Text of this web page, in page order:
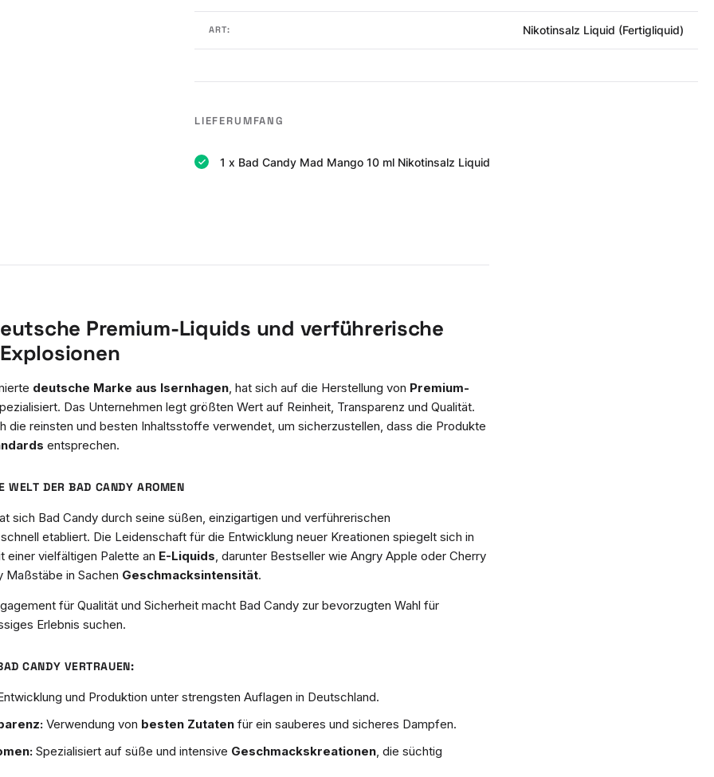
ART: Nikotinsalz Liquid (Fertigliquid)
LIEFERUMFANG
1 x Bad Candy Mad Mango 10 ml Nikotinsalz Liquid
Premium-Liquids und verführerische
deutsche Marke aus Isernhagen , hat sich auf die Herstellung von Premium-
Das Unternehmen legt größten Wert auf Reinheit, Transparenz und Qualität.
die reinsten und besten Inhaltsstoffe verwendet, um sicherzustellen, dass die Produkte
entsprechen.
WELT DER BAD CANDY AROMEN
sich Bad Candy durch seine süßen, einzigartigen und verführerischen
etabliert. Die Leidenschaft für die Entwicklung neuer Kreationen spiegelt sich in
einer vielfältigen Palette an E-Liquids , darunter Bestseller wie Angry Apple oder Cherry
Maßstäbe in Sachen Geschmacksintensität.
für Qualität und Sicherheit macht Bad Candy zur bevorzugten Wahl für
Erlebnis suchen.
CANDY VERTRAUEN:
und Produktion unter strengsten Auflagen in Deutschland.
Verwendung von besten Zutaten für ein sauberes und sicheres Dampfen.
Spezialisiert auf süße und intensive Geschmackskreationen , die süchtig